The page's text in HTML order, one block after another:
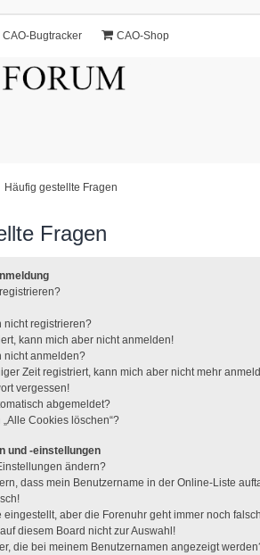
CAO-Bugtracker CAO-Shop
Häufig gestellte Fragen
Fragen
nicht registrieren?
kann mich aber nicht anmelden!
nicht anmelden?
Zeit registriert, kann mich aber nicht mehr
vergessen!
abgemeldet?
Cookies löschen“?
und -einstellungen
ändern?
dass mein Benutzername in der Online-Liste
eingestellt, aber die Forenuhr geht immer noch
diesem Board nicht zur Auswahl!
die bei meinem Benutzernamen angezeigt